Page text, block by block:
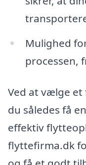
Mulighed
processen,
Ved at vælge et
du således få
effektiv
flyttefirma.dk